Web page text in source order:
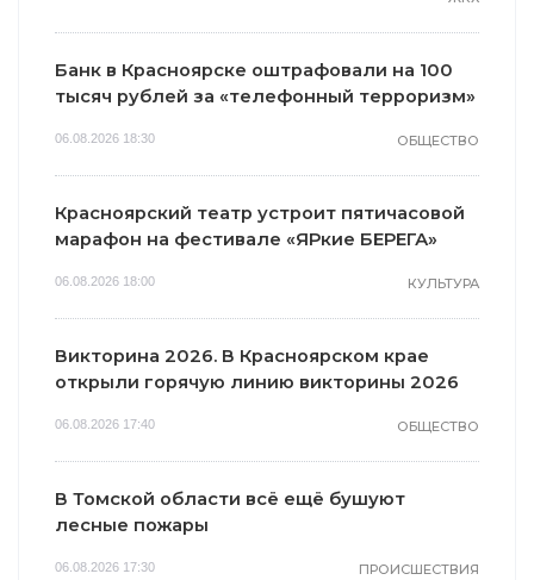
Банк в Красноярске оштрафовали на 100
тысяч рублей за «телефонный терроризм»
06.08.2026 18:30 ОБЩЕСТВО
Красноярский театр устроит пятичасовой
марафон на фестивале «ЯРкие БЕРЕГА»
06.08.2026 18:00 КУЛЬТУРА
Викторина 2026. В Красноярском крае
открыли горячую линию викторины 2026
06.08.2026 17:40 ОБЩЕСТВО
В Томской области всё ещё бушуют
лесные пожары
06.08.2026 17:30 ПРОИСШЕСТВИЯ